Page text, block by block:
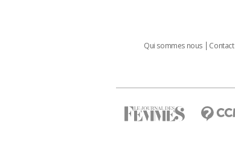
Qui sommes nous Contact